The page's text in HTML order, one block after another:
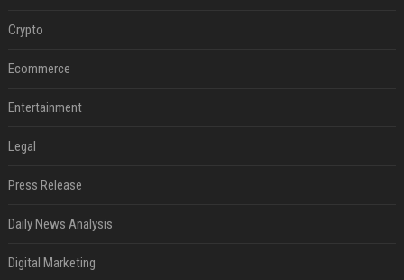
Crypto
Ecommerce
Entertainment
Legal
Press Release
Daily News Analysis
Digital Marketing